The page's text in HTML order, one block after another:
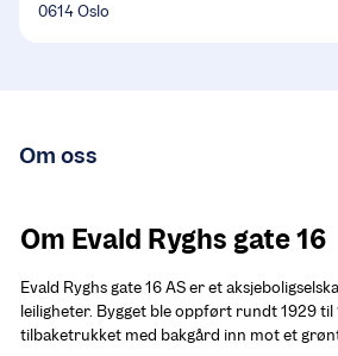
0614 Oslo
Om oss
Om Evald Ryghs gate 16
Evald Ryghs gate 16 AS er et
leiligheter. Bygget ble oppført rundt 1929 til
tilbaketrukket med bakgård inn mot et